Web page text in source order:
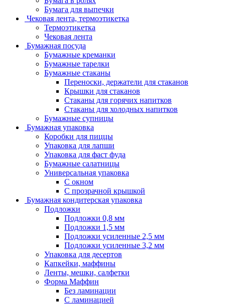
Бумага для выпечки
Чековая лента, термоэтикетка
Термоэтикетка
Чековая лента
Бумажная посуда
Бумажные креманки
Бумажные тарелки
Бумажные стаканы
Переноски, держатели для стаканов
Крышки для стаканов
Стаканы для горячих напитков
Стаканы для холодных напитков
Бумажные супницы
Бумажная упаковка
Коробки для пиццы
Упаковка для лапши
Упаковка для фаст фуда
Бумажные салатницы
Универсальная упаковка
С окном
С прозрачной крышкой
Бумажная кондитерская упаковка
Подложки
Подложки 0,8 мм
Подложки 1,5 мм
Подложки усиленные 2,5 мм
Подложки усиленные 3,2 мм
Упаковка для десертов
Капкейки, маффины
Ленты, мешки, салфетки
Форма Маффин
Без ламинации
С ламинацией